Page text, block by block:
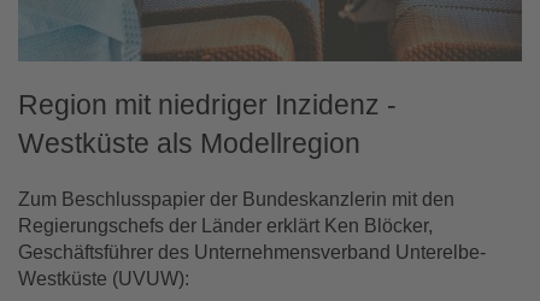
Region mit niedriger Inzidenz -
Westküste als Modellregion
Zum Beschlusspapier der Bundeskanzlerin mit den
Regierungschefs der Länder erklärt Ken Blöcker,
Geschäftsführer des Unternehmensverband Unterelbe-
Westküste (UVUW):